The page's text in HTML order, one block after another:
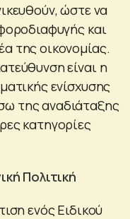
ώστε να
και
της οικονομίας.
είναι η
ενίσχυσης
της αναδιάταξης
κατηγορίες
Πολιτική
ενός Ειδικού